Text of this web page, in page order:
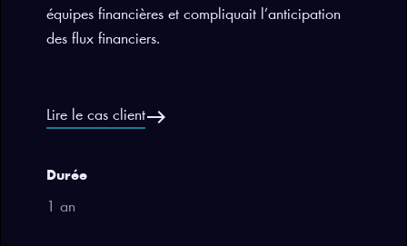
équipes financières et compliquait l’anticipation
des flux financiers.
Lire le cas clienteast
Durée
1 an